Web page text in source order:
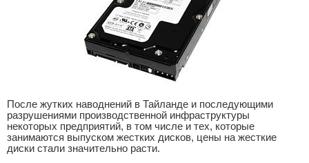
После жутких наводнений в Тайланде и последующими
разрушениями производственной инфраструктуры
некоторых предприятий, в том числе и тех, которые
занимаются выпуском жестких дисков, цены на жесткие
диски стали значительно расти.